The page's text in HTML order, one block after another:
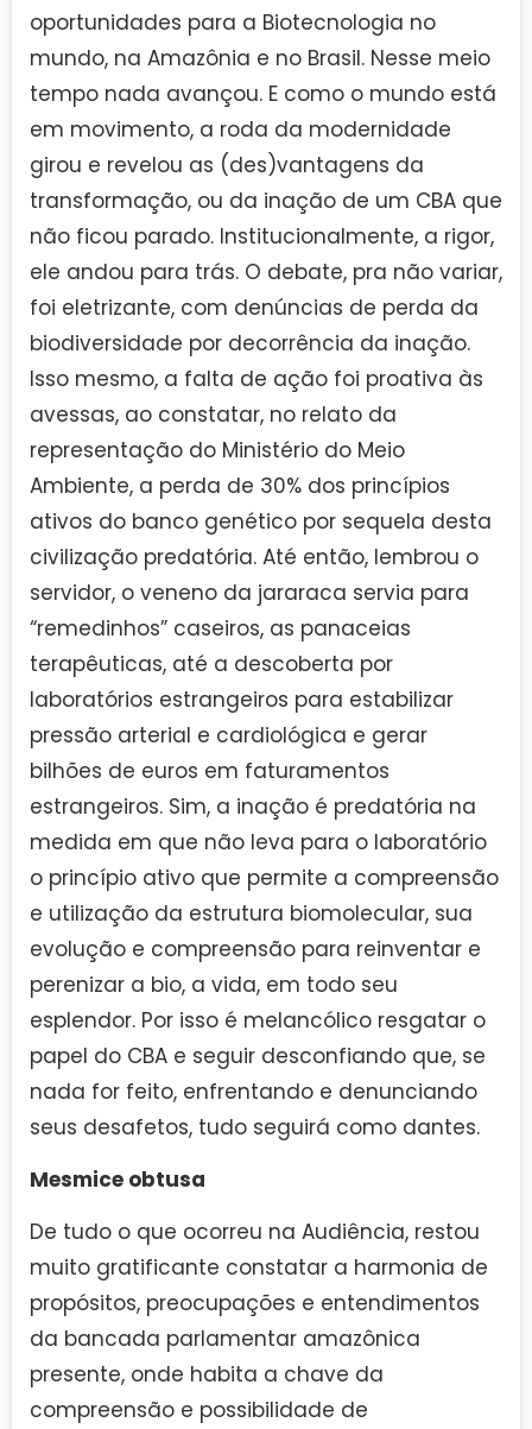
oportunidades para a Biotecnologia no
mundo, na Amazônia e no Brasil. Nesse meio
tempo nada avançou. E como o mundo está
em movimento, a roda da modernidade
girou e revelou as (des)vantagens da
transformação, ou da inação de um CBA que
não ficou parado. Institucionalmente, a rigor,
ele andou para trás. O debate, pra não variar,
foi eletrizante, com denúncias de perda da
biodiversidade por decorrência da inação.
Isso mesmo, a falta de ação foi proativa às
avessas, ao constatar, no relato da
representação do Ministério do Meio
Ambiente, a perda de 30% dos princípios
ativos do banco genético por sequela desta
civilização predatória. Até então, lembrou o
servidor, o veneno da jararaca servia para
“remedinhos” caseiros, as panaceias
terapêuticas, até a descoberta por
laboratórios estrangeiros para estabilizar
pressão arterial e cardiológica e gerar
bilhões de euros em faturamentos
estrangeiros. Sim, a inação é predatória na
medida em que não leva para o laboratório
o princípio ativo que permite a compreensão
e utilização da estrutura biomolecular, sua
evolução e compreensão para reinventar e
perenizar a bio, a vida, em todo seu
esplendor. Por isso é melancólico resgatar o
papel do CBA e seguir desconfiando que, se
nada for feito, enfrentando e denunciando
seus desafetos, tudo seguirá como dantes.
Mesmice obtusa
De tudo o que ocorreu na Audiência, restou
muito gratificante constatar a harmonia de
propósitos, preocupações e entendimentos
da bancada parlamentar amazônica
presente, onde habita a chave da
compreensão e possibilidade de